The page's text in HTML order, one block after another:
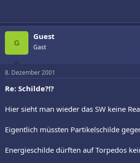
G
Guest
Gast
8. Dezember 2001
Re: Schilde?!?
Hier sieht man wieder das SW keine
Eigentlich müssten Partikelschilde
Energieschilde dürften auf Torpedos